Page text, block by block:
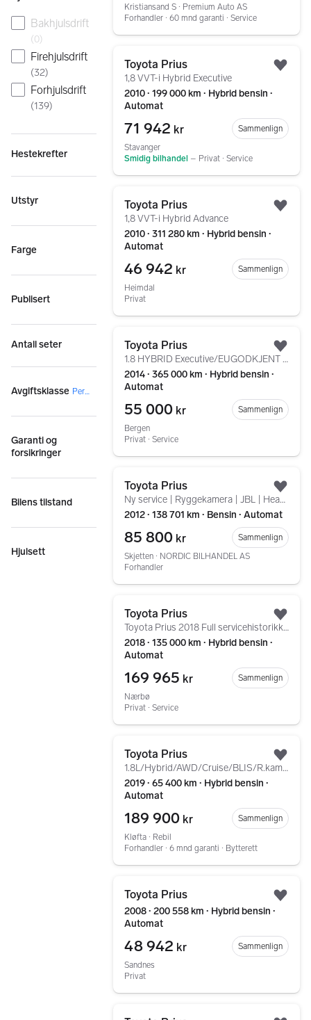
Bakhjulsdrift
(0)
Firehjulsdrift
(32)
Forhjulsdrift
(139)
Hestekrefter
Utstyr
Farge
Publisert
Antall seter
Avgiftsklasse Personbil
Garanti og
forsikringer
Bilens tilstand
Hjulsett
Kristiansand S ∙ Premium Auto AS
Forhandler ∙ 60 mnd garanti ∙ Service
Toyota Prius
1,8 VVT-i Hybrid Executive
2010 ∙ 199 000 km ∙ Hybrid bensin ∙
Automat
71 942 kr
Sammenlign
Stavanger
Smidig bilhandel – Privat ∙ Service
Toyota Prius
1,8 VVT-i Hybrid Advance
2010 ∙ 311 280 km ∙ Hybrid bensin ∙
Automat
46 942 kr
Sammenlign
Heimdal
Privat
Toyota Prius
1.8 HYBRID Executive/EUGODKJENT 2028/SKINN/JBL/SKINN/AC
2014 ∙ 365 000 km ∙ Hybrid bensin ∙
Automat
55 000 kr
Sammenlign
Bergen
Privat ∙ Service
Toyota Prius
Ny service | Ryggekamera | JBL | Headup
2012 ∙ 138 701 km ∙ Bensin ∙ Automat
85 800 kr
Sammenlign
Skjetten ∙ NORDIC BILHANDEL AS
Forhandler
Toyota Prius
Toyota Prius 2018 Full servicehistorikk/Stor service
2018 ∙ 135 000 km ∙ Hybrid bensin ∙
Automat
169 965 kr
Sammenlign
Nærbø
Privat ∙ Service
Toyota Prius
1.8L/Hybrid/AWD/Cruise/BLIS/R.kam/Navi/DAB/Keyless/
2019 ∙ 65 400 km ∙ Hybrid bensin ∙
Automat
189 900 kr
Sammenlign
Kløfta ∙ Rebil
Forhandler ∙ 6 mnd garanti ∙ Bytterett
Toyota Prius
2008 ∙ 200 558 km ∙ Hybrid bensin ∙
Automat
48 942 kr
Sammenlign
Sandnes
Privat